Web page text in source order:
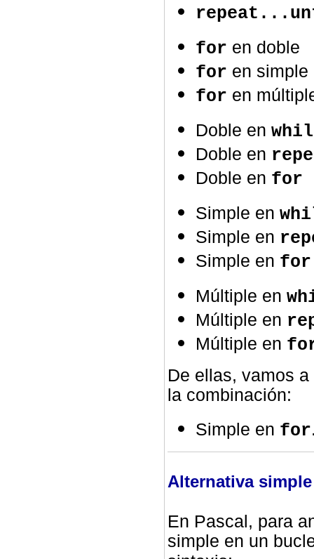
for en doble
for en simple
for en
Doble en
Doble en
Doble en for
Simple en
Simple en
Simple en for
Múltiple en
Múltiple en
Múltiple en
De ellas, vamos
la combinación:
Simple en for
Alternativa
En Pascal, para
simple en un